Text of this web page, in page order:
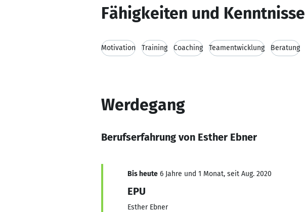
Fähigkeiten und Kenntnisse
Motivation Training Coaching Teamentwicklung Beratung
Werdegang
Berufserfahrung von Esther Ebner
Bis heute 6 Jahre und 1 Monat, seit Aug. 2020
EPU
Esther Ebner